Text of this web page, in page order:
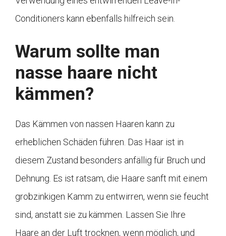
Conditioners kann ebenfalls hilfreich sein.
Warum sollte man
nasse haare nicht
kämmen?
Das Kämmen von nassen Haaren kann zu
erheblichen Schäden führen. Das Haar ist in
diesem Zustand besonders anfällig für Bruch und
Dehnung. Es ist ratsam, die Haare sanft mit einem
grobzinkigen Kamm zu entwirren, wenn sie feucht
sind, anstatt sie zu kämmen. Lassen Sie Ihre
Haare an der Luft trocknen, wenn möglich, und